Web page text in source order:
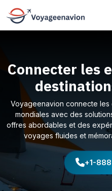
Connecter les
Voyageenavion connecte
mondiales avec des
offres abordables et des
voyages fluides et
+1-